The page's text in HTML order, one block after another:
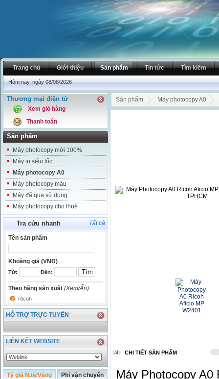
Trang chủ Giới thiệu Sản phẩm Tin tức Tìm kiếm
Hôm nay, ngày 08/08/2026
Thương mại điện tử
Xem giỏ hàng
Thanh toán
Sản phẩm
Máy photocopy mới 100%
Máy in siêu tốc
Máy photocopy A0
Máy photocopy màu
Máy đã qua sử dụng
Máy photocopy cho thuê
Tra cứu nhanh Tất cả
Tên sản phẩm
Khoảng giá (VNĐ)
Từ: Đến:
Theo hãng sản xuất (Xem/Ẩn)
Ricoh
HỖ TRỢ TRỰC TUYẾN
LIÊN KẾT WEBSITE
Tỷ giá N.tệ/Vàng Phí vận chuyển
Sản phẩm Máy photocopy A0
CHI TIẾT SẢN PHẨM
Máy Photocopy A0